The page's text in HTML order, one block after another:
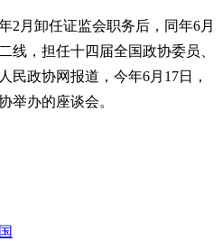
2月卸任证监会职务后，同年6月
线，担任十四届全国政协委员、
民政协网报道，今年6月17日，
举办的座谈会。